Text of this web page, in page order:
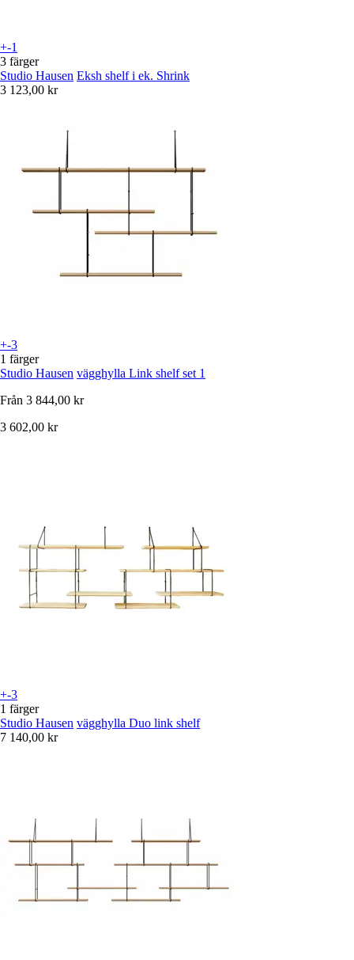
+-1
3 färger
Studio Hausen Eksh shelf i ek. Shrink
3 123,00 kr
+-3
1 färger
Studio Hausen vägghylla Link shelf set 1
Från 3 844,00 kr
3 602,00 kr
+-3
1 färger
Studio Hausen vägghylla Duo link shelf
7 140,00 kr